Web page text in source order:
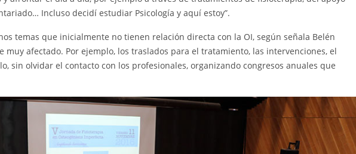
Incluso decidí estudiar Psicología y aquí estoy”.
temas que inicialmente no tienen relación directa con la OI, según señala Belén
muy afectado. Por ejemplo, los traslados para el tratamiento, las intervenciones, el
sin olvidar el contacto con los profesionales, organizando congresos anuales que